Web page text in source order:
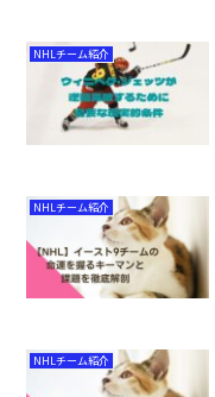
NHLチーム紹介
NHLチーム紹介
NHLチーム紹介